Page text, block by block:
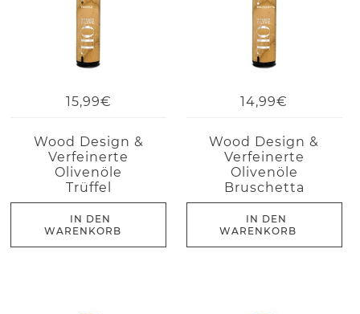
15,99€
Wood Design &
Verfeinerte
Olivenöle
Trüffel
IN DEN
WARENKORB
14,99€
Wood Design &
Verfeinerte
Olivenöle
Bruschetta
IN DEN
WARENKORB